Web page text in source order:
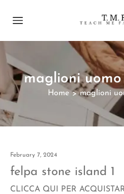
maglioni
Home > maglioni
February 7, 2024
felpa stone island 1
CLICCA QUI PER